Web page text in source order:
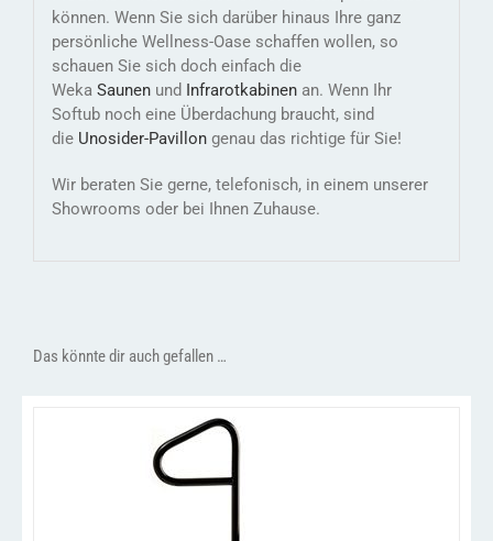
können. Wenn Sie sich darüber hinaus Ihre ganz
persönliche Wellness-Oase schaffen wollen, so
schauen Sie sich doch einfach die
Weka Saunenund Infrarotkabinenan. Wenn Ihr
Softub noch eine Überdachung braucht, sind
die Unosider-Pavillongenau das richtige für Sie!
Wir beraten Sie gerne, telefonisch, in einem unserer
Showrooms oder bei Ihnen Zuhause.
Das könnte dir auch gefallen …